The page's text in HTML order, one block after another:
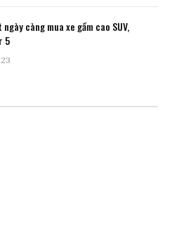
ngày càng mua xe gầm cao SUV,
5